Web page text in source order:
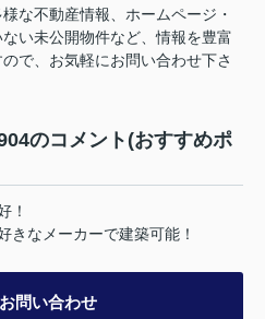
な不動産情報、ホームページ・
い未公開物件など、情報を豊富
で、お気軽にお問い合わせ下さ
のコメント(おすすめポ
！
きなメーカーで建築可能！
お問い合わせ